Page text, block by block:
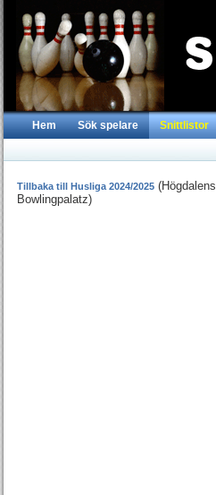
Hem Sök spelare Snittlistor
Tillbaka till Husliga 2024/2025 (Högdalens
Bowlingpalatz)